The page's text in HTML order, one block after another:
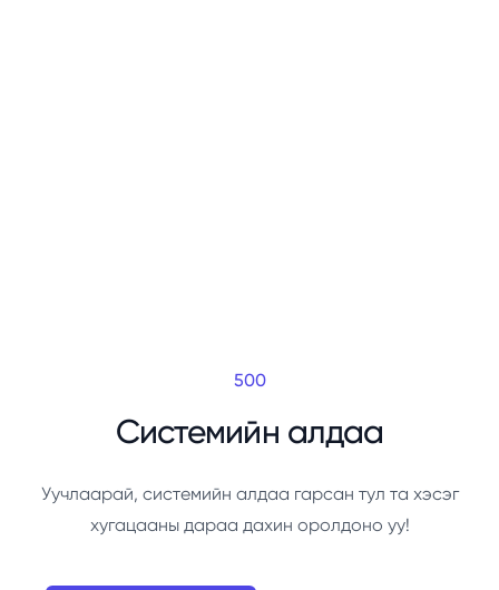
500
Системийн алдаа
Уучлаарай, системийн алдаа гарсан тул та хэсэг
хугацааны дараа дахин оролдоно уу!